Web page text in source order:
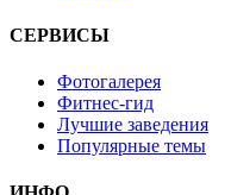
СЕРВИСЫ
Фотогалерея
Фитнес-гид
Лучшие заведения
Популярные темы